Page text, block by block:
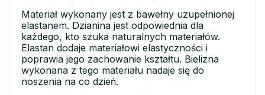
Materiał wykonany jest z bawełny uzupełnionej
elastanem. Dzianina jest odpowiednia dla
każdego, kto szuka naturalnych materiałów.
Elastan dodaje materiałowi elastyczności i
poprawia jego zachowanie kształtu. Bielizna
wykonana z tego materiału nadaje się do
noszenia na co dzień.